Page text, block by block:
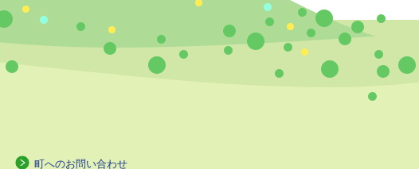
町へのお問い合わせ